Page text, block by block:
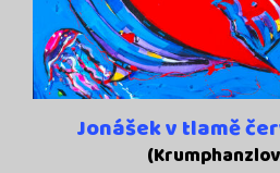
Jonášek v tlamě